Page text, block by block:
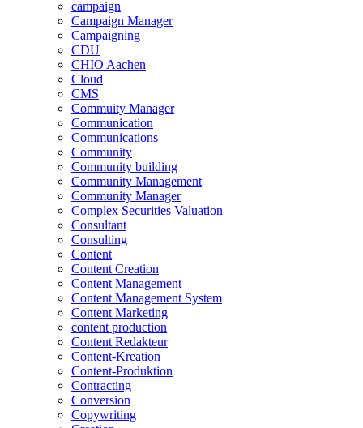
campaign
Campaign Manager
Campaigning
CDU
CHIO Aachen
Cloud
CMS
Commuity Manager
Communication
Communications
Community
Community building
Community Management
Community Manager
Complex Securities Valuation
Consultant
Consulting
Content
Content Creation
Content Management
Content Management System
Content Marketing
content production
Content Redakteur
Content-Kreation
Content-Produktion
Contracting
Conversion
Copywriting